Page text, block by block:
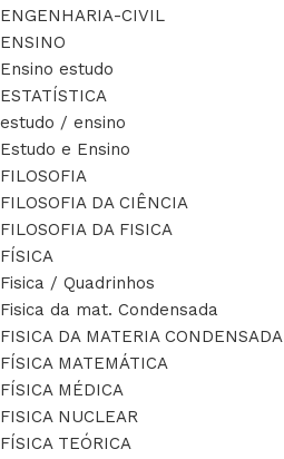
ENGENHARIA-CIVIL
ENSINO
Ensino estudo
ESTATÍSTICA
estudo / ensino
Estudo e Ensino
FILOSOFIA
FILOSOFIA DA CIÊNCIA
FILOSOFIA DA FISICA
FÍSICA
Fisica / Quadrinhos
Fisica da mat. Condensada
FISICA DA MATERIA CONDENSADA
FÍSICA MATEMÁTICA
FÍSICA MÉDICA
FISICA NUCLEAR
FÍSICA TEÓRICA